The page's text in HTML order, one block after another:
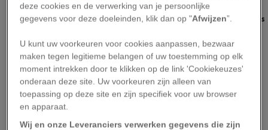
Deze geïsoleerde fossiele bloemen behoren vermoedelijk tot de Malvales,
een ruim zevenduizend planten tellende orde waar onder meer de hibiscus
Er zijn in Australië andere vindplaatsen met
fossielen uit het Mioceen waar botten van
zoogdieren en reptielen werden aangetroffen,
maar daar zijn niet altijd de ontelbare kleine en
kwetsbare dingen bewaard gebleven die de basis
deze cookies en de verwerking van je persoonlijke
gegevens voor deze doeleinden, klik dan op "Afwijzen”.
U kunt uw voorkeuren voor cookies aanpassen, bezwaar
maken tegen legitieme belangen of uw toestemming op elk
moment intrekken door te klikken op de link 'Cookiekeuzes'
onderaan deze site. Uw voorkeuren zijn alleen van
toepassing op deze site en zijn specifiek voor uw browser
en apparaat.
Wij en onze Leveranciers verwerken gegevens die zijn